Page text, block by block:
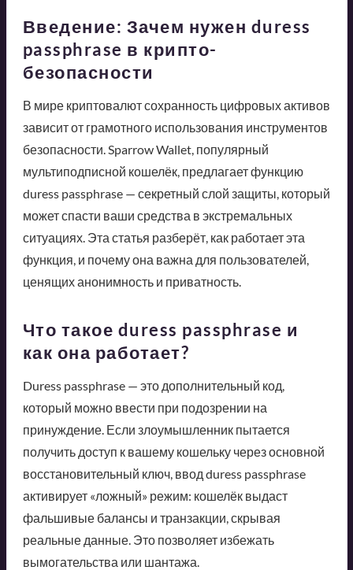
Введение: Зачем нужен duress
passphrase в крипто-
безопасности
В мире криптовалют сохранность цифровых активов
зависит от грамотного использования инструментов
безопасности. Sparrow Wallet, популярный
мультиподписной кошелёк, предлагает функцию
duress passphrase — секретный слой защиты, который
может спасти ваши средства в экстремальных
ситуациях. Эта статья разберёт, как работает эта
функция, и почему она важна для пользователей,
ценящих анонимность и приватность.
Что такое duress passphrase и
как она работает?
Duress passphrase — это дополнительный код,
который можно ввести при подозрении на
принуждение. Если злоумышленник пытается
получить доступ к вашему кошельку через основной
восстановительный ключ, ввод duress passphrase
активирует «ложный» режим: кошелёк выдаст
фальшивые балансы и транзакции, скрывая
реальные данные. Это позволяет избежать
вымогательства или шантажа.